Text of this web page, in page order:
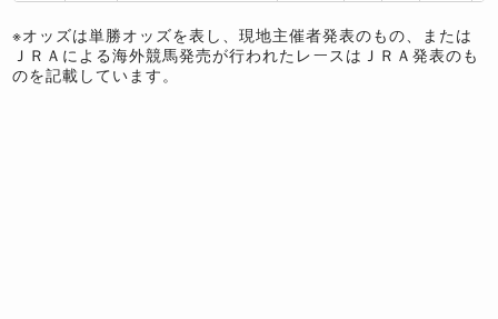
※オッズは単勝オッズを表し、現地主催者発表のもの、または
ＪＲＡによる海外競馬発売が行われたレースはＪＲＡ発表のも
のを記載しています。